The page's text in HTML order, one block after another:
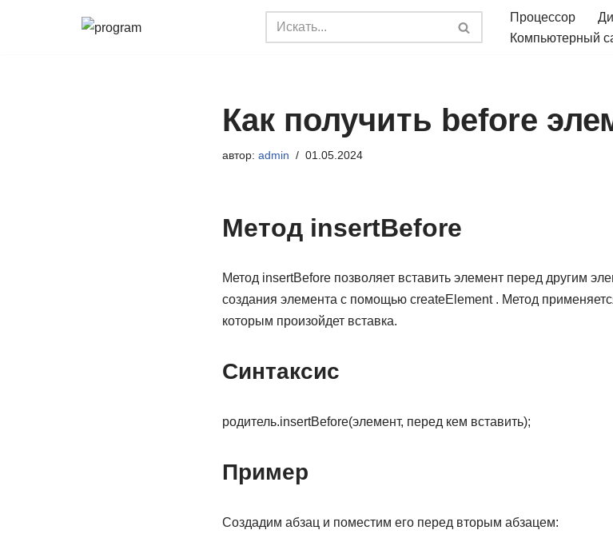
Процессор
Компьютерный
Как получить before
автор: admin 01.05.2024
Метод insertBefore
Метод insertBefore позволяет вставить элемент перед другим
создания элемента с помощью createElement . Метод
которым произойдет вставка.
Синтаксис
родитель.insertBefore(элемент, перед кем вставить);
Пример
Создадим абзац и поместим его перед вторым абзацем: